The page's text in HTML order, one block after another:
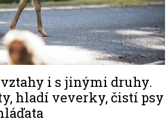
i s jinými druhy.
hladí veverky, čistí psy